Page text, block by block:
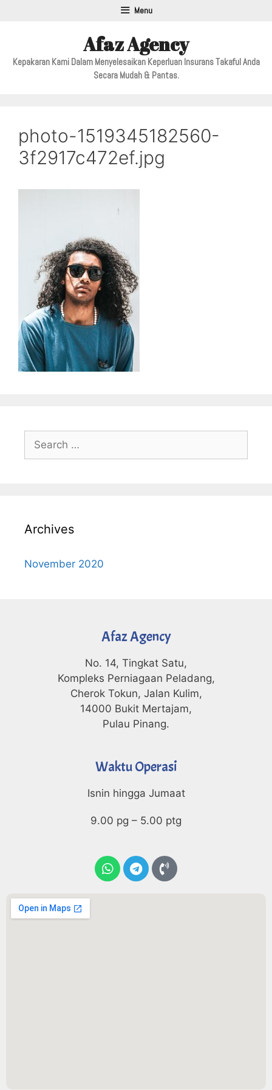
Menu
Afaz Agency
Kepakaran Kami Dalam Menyelesaikan Keperluan Insurans Takaful Anda
Secara Mudah & Pantas.
photo-1519345182560-
3f2917c472ef.jpg
Archives
November 2020
Afaz Agency
No. 14, Tingkat Satu,
Kompleks Perniagaan Peladang,
Cherok Tokun, Jalan Kulim,
14000 Bukit Mertajam,
Pulau Pinang.
Waktu Operasi
Isnin hingga Jumaat
9.00 pg – 5.00 ptg